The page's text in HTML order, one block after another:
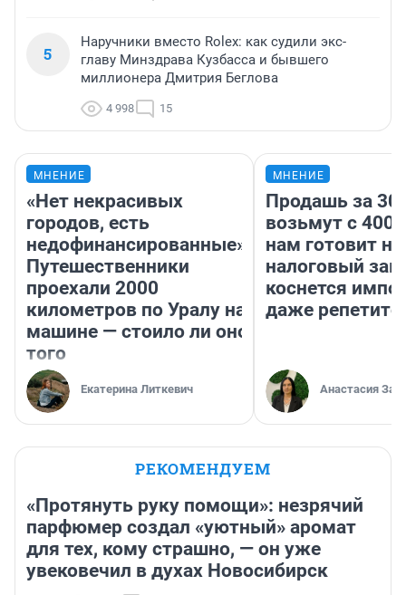
5
Наручники вместо Rolex: как судили экс-
главу Минздрава Кузбасса и бывшего
миллионера Дмитрия Беглова
4 998 15
МНЕНИЕ
«Нет некрасивых
городов, есть
недофинансированные».
Путешественники
проехали 2000
километров по Уралу на
машине — стоило ли оно
того
Екатерина Литкевич
МНЕНИЕ
Продашь за
возьмут с
нам готовит
налоговый
коснется
даже
Анастасия
РЕКОМЕНДУЕМ
«Протянуть руку помощи»: незрячий
парфюмер создал «уютный» аромат
для тех, кому страшно, — он уже
увековечил в духах Новосибирск